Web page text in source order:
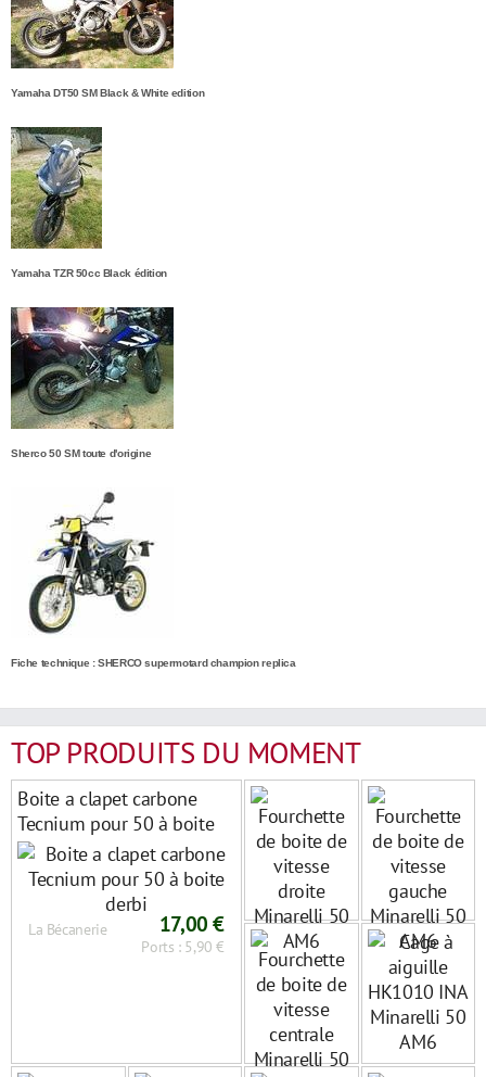
Yamaha DT50 SM Black & White edition
Yamaha TZR 50cc Black édition
Sherco 50 SM toute d'origine
Fiche technique : SHERCO supermotard champion replica
TOP PRODUITS DU MOMENT
Boite a clapet carbone
Tecnium pour 50 à boite
derbi
La Bécanerie 17,00 €
Ports : 5,90 €